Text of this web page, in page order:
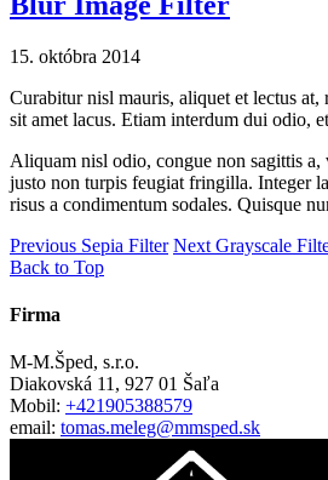
15. októbra 2014
Curabitur nisl mauris, aliquet et lectus
sit amet lacus. Etiam interdum dui odio,
Aliquam nisl odio, congue non sagittis
justo non turpis feugiat fringilla. Integer
risus a condimentum sodales. Quisque
Previous Sepia Filter Next Grayscale
Back to Top
Firma
M-M.Šped, s.r.o.
Diakovská 11, 927 01 Šaľa
Mobil: +421905388579
email: tomas.meleg@mmsped.sk